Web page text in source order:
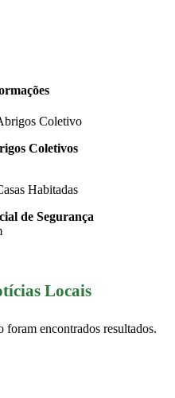
Coletivos
de Segurança
Locais
foram encontrados resultados.